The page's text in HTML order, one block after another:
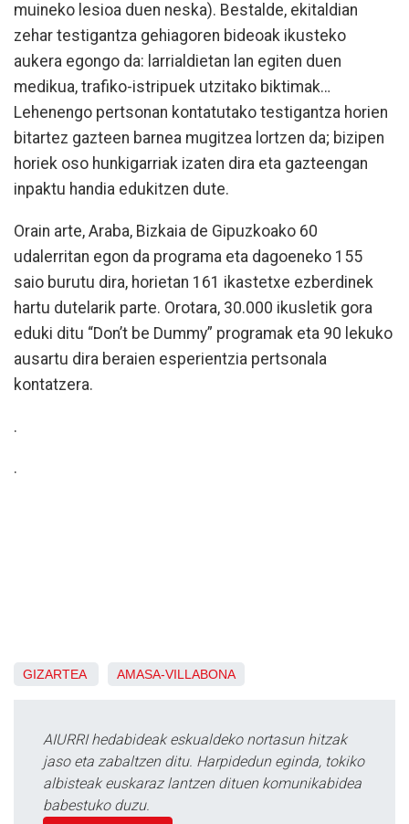
muineko lesioa duen neska). Bestalde, ekitaldian
zehar testigantza gehiagoren bideoak ikusteko
aukera egongo da: larrialdietan lan egiten duen
medikua, trafiko-istripuek utzitako biktimak…
Lehenengo pertsonan kontatutako testigantza horien
bitartez gazteen barnea mugitzea lortzen da; bizipen
horiek oso hunkigarriak izaten dira eta gazteengan
inpaktu handia edukitzen dute.
Orain arte, Araba, Bizkaia de Gipuzkoako 60
udalerritan egon da programa eta dagoeneko 155
saio burutu dira, horietan 161 ikastetxe ezberdinek
hartu dutelarik parte. Orotara, 30.000 ikusletik gora
eduki ditu “Don’t be Dummy” programak eta 90 lekuko
ausartu dira beraien esperientzia pertsonala
kontatzera.
.
.
GIZARTEA AMASA-VILLABONA
AIURRI hedabideak eskualdeko nortasun hitzak
jaso eta zabaltzen ditu. Harpidedun eginda, tokiko
albisteak euskaraz lantzen dituen komunikabidea
babestuko duzu.